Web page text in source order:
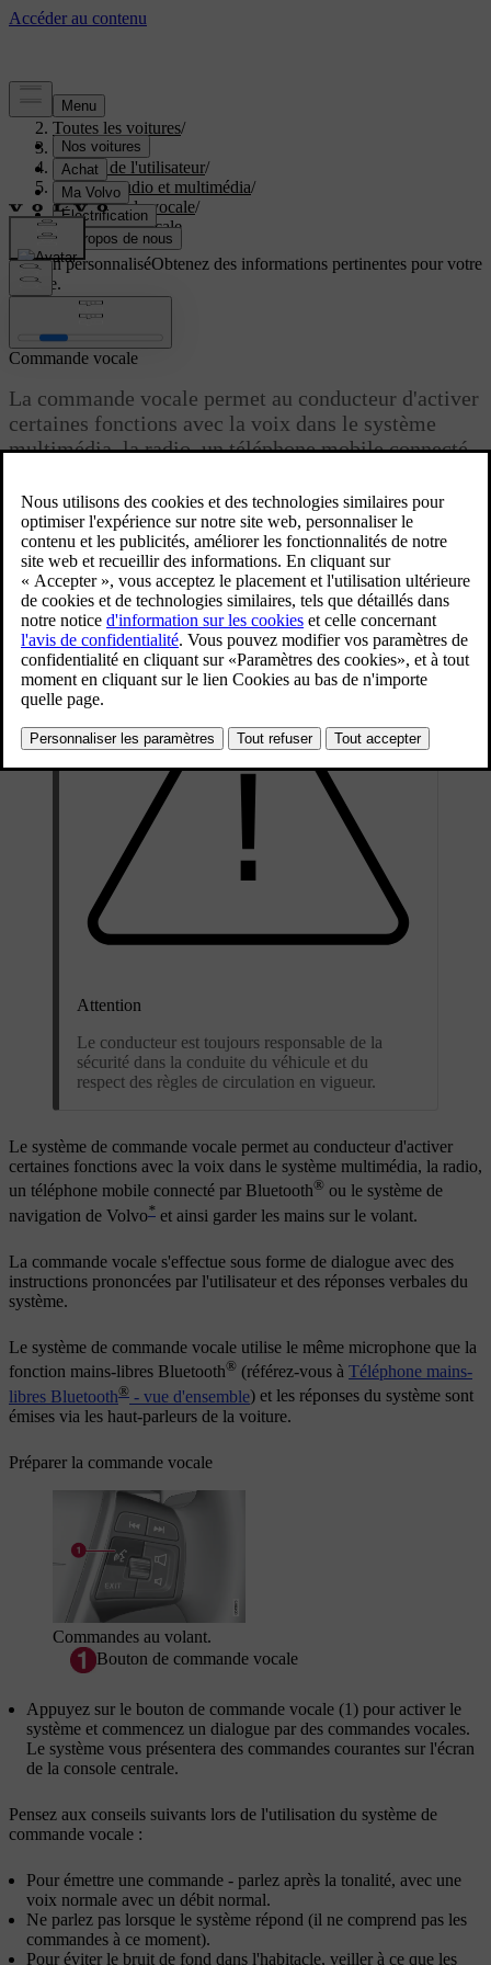
Aide/
Toutes les voitures/
V40 2019/
Manuel de l'utilisateur/
Système audio et multimédia/
Commande vocale/
Commande vocale
Soutien personnaliséObtenez des informations pertinentes pour votre
voiture.
Connexion
Mis à jour 08/06/2023
Commande vocale
La commande vocale permet au conducteur d'activer
certaines fonctions avec la voix dans le système
multimédia, la radio, un téléphone mobile connecté
Les commandes vocales permettent au conducteur de se concentrer
plus facilement sur la conduite et à attirer l'attention sur la route et la
circulation.
Attention
Le conducteur est toujours responsable de la
sécurité dans la conduite du véhicule et du
respect des règles de circulation en vigueur.
Le système de commande vocale permet au conducteur d'activer
certaines fonctions avec la voix dans le système multimédia, la radio,
un téléphone mobile connecté par Bluetooth® ou le système de
navigation de Volvo* et ainsi garder les mains sur le volant.
La commande vocale s'effectue sous forme de dialogue avec des
instructions prononcées par l'utilisateur et des réponses verbales du
système.
Le système de commande vocale utilise le même microphone que la
fonction mains-libres Bluetooth® (référez-vous à Téléphone mains-
libres Bluetooth® - vue d'ensemble) et les réponses du système sont
émises via les haut-parleurs de la voiture.
Préparer la commande vocale
Commandes au volant.
Bouton de commande vocale
Appuyez sur le bouton de commande vocale (1) pour activer le
système et commencez un dialogue par des commandes vocales.
Le système vous présentera des commandes courantes sur l'écran
de la console centrale.
Pensez aux conseils suivants lors de l'utilisation du système de
commande vocale :
Pour émettre une commande - parlez après la tonalité, avec une
voix normale avec un débit normal.
Ne parlez pas lorsque le système répond (il ne comprend pas les
commandes à ce moment).
Pour éviter le bruit de fond dans l'habitacle, veiller à ce que les